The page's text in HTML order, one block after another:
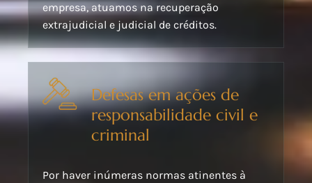
empresa, atuamos na recuperação
extrajudicial e judicial de créditos.
Defesas em ações de
responsabilidade civil e
criminal
Por haver inúmeras normas atinentes à